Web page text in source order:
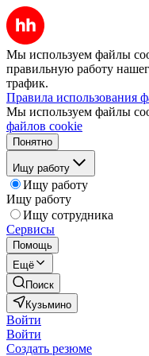
Мы используем файлы
правильную работу
трафик.
Правила использования
Мы используем файлы
файлов cookie
Понятно
Ищу работу
Ищу работу
Ищу работу
Ищу сотрудника
Сервисы
Помощь
Ещё
Поиск
Кузьмино
Войти
Войти
Создать резюме